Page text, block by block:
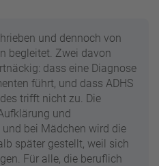
und dennoch von
begleitet. Zwei davon
dass eine Diagnose
führt, und dass ADHS
trifft nicht zu. Die
und
bei Mädchen wird die
später gestellt, weil sich
Für alle, die beruflich